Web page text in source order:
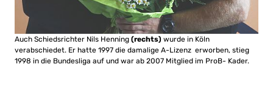
Auch Schiedsrichter Nils Henning (rechts) wurde in Köln
verabschiedet. Er hatte 1997 die damalige A-Lizenz erworben, stieg
1998 in die Bundesliga auf und war ab 2007 Mitglied im ProB- Kader.